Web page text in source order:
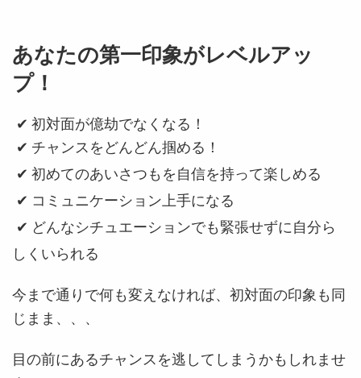
あなたの第一印象がレベルアッ
プ！
✔ 初対面が億劫でなくなる！
✔ チャンスをどんどん掴める！
✔ 初めてのあいさつもを自信を持って楽しめる
✔ コミュニケーション上手になる
✔ どんなシチュエーションでも緊張せずに自分ら
しくいられる
今まで通りで何も変えなければ、 初対面の印象も同
じまま、、、
目の前にあるチャンスを逃してしまうかもしれませ